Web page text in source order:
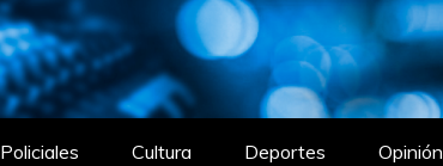
Policiales Cultura Deportes Opinión